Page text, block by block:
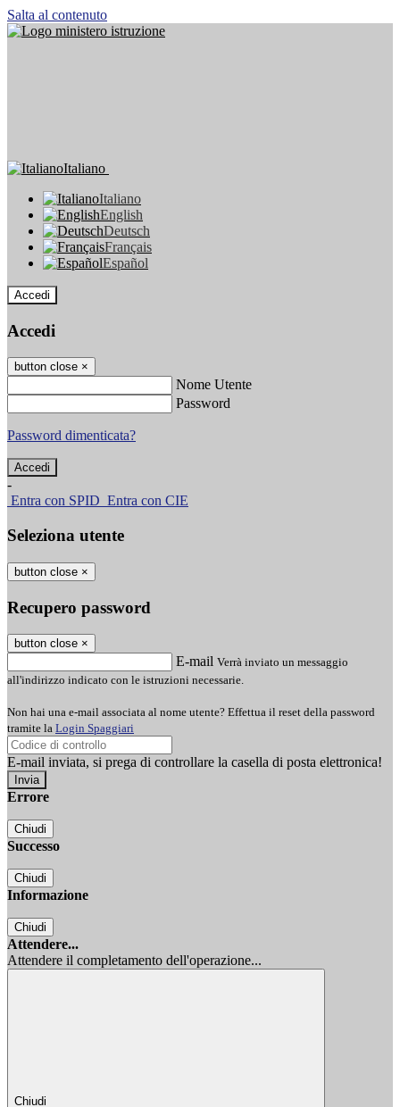
Salta al contenuto
Italiano
Italiano
English
Deutsch
Français
Español
Accedi
Accedi
button close ×
Nome Utente
Password
Password dimenticata?
-
Entra con SPID Entra con CIE
Seleziona utente
button close ×
Recupero password
button close ×
E-mail Verrà inviato un messaggio
all'indirizzo indicato con le istruzioni necessarie.
Non hai una e-mail associata al nome utente? Effettua il reset della password
tramite la Login Spaggiari
E-mail inviata, si prega di controllare la casella di posta elettronica!
Errore
Chiudi
Successo
Chiudi
Informazione
Chiudi
Attendere...
Attendere il completamento dell'operazione...
Chiudi